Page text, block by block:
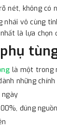
nét, không có
nhái vô cùng
là lựa chọn
là một trong
những
ngày
đúng